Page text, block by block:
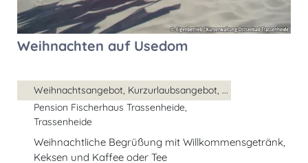
Weihnachten auf Usedom
Weihnachtsangebot, Kurzurlaubsangebot, ...
Pension Fischerhaus Trassenheide,
Trassenheide
Weihnachtliche Begrüßung mit Willkommensgetränk,
Keksen und Kaffee oder Tee